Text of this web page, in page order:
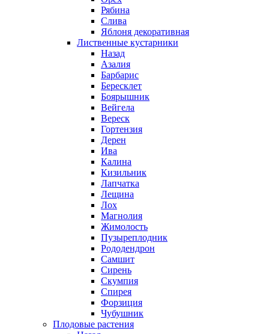
Рябина
Слива
Яблоня декоративная
Лиственные кустарники
Назад
Азалия
Барбарис
Бересклет
Боярышник
Вейгела
Вереск
Гортензия
Дерен
Ива
Калина
Кизильник
Лапчатка
Лещина
Лох
Магнолия
Жимолость
Пузыреплодник
Рододендрон
Самшит
Сирень
Скумпия
Спирея
Форзиция
Чубушник
Плодовые растения